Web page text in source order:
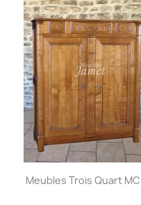
Meubles Trois Quart MC